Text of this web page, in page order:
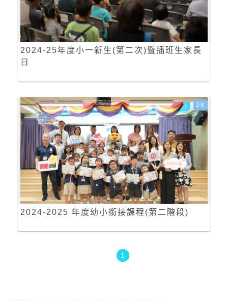
2024-25年度小一新生(第二次)暨插班生家長
日
2024-2025 年度幼小銜接課程(第二階段)
28
1